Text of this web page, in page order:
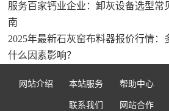
服务百家钙业企业：卸灰设备选型常
南
2025年最新石灰窑布料器报价行情：
什么因素影响？
网站介绍 本站服务 帮助中心
联系我们 网站合作